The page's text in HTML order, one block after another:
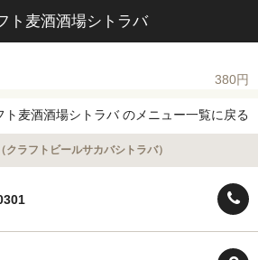
ト麦酒酒場シトラバ
380円
ト麦酒酒場シトラバ のメニュー一覧に戻る
ラフトビールサカバシトラバ）